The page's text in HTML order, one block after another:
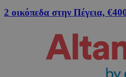
2 οικόπεδα στην Πέγεια,